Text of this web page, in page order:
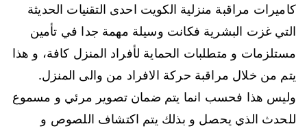
كاميرات مراقبة منزلية الكويت احدى التقنيات الحديثة
التي غزت البشرية فكانت وسيلة مهمة جدا في تأمين
مستلزمات و متطلبات الحماية لأفراد المنزل كافة، و هذا
يتم من خلال مراقبة حركة الافراد من والى المنزل.
وليس هذا فحسب انما يتم ضمان تصوير مرئي و مسموع
للحدث الذي يحصل و بذلك يتم اكتشاف اللصوص و